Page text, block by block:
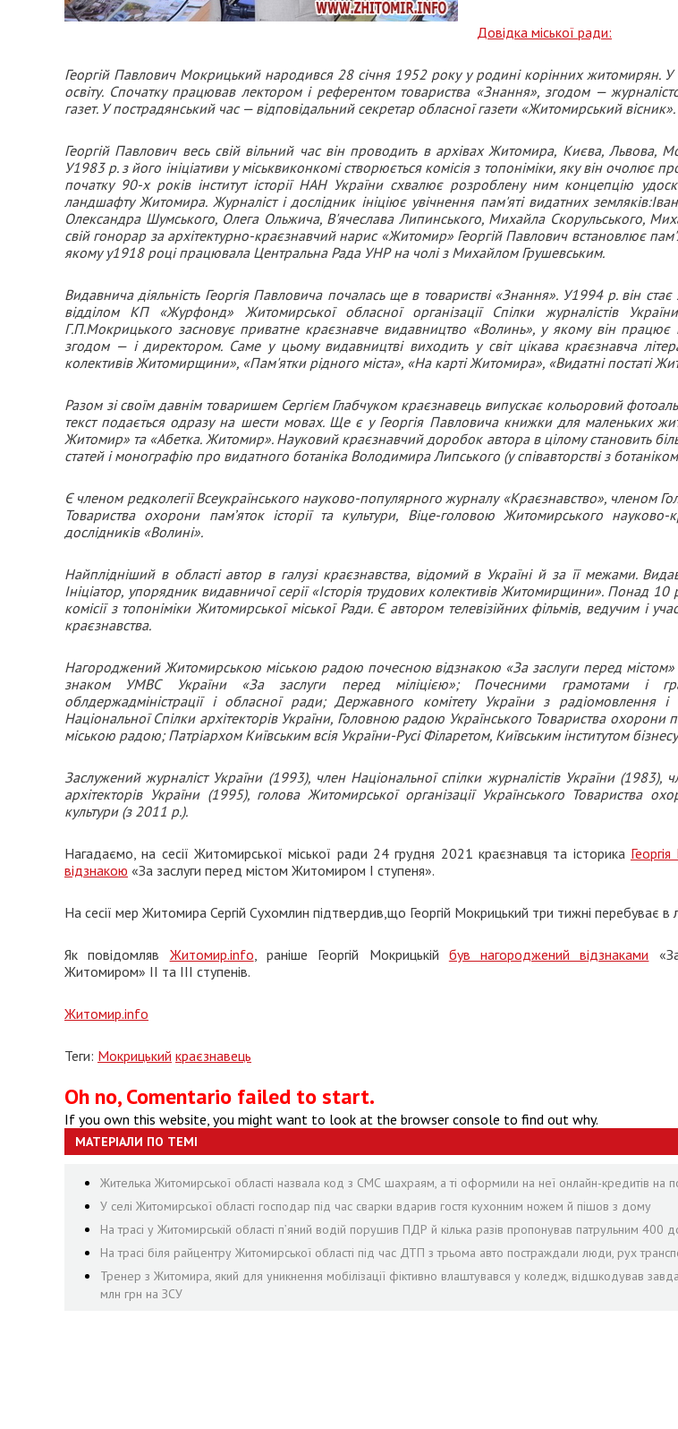
Довідка міської ради:
Георгій Павлович Мокрицький народився 28 січня 1952 року у родині корінних житомирян.
освіту. Спочатку працював лектором і референтом товариства «Знання», згодом —
газет. У пострадянський час — відповідальний секретар обласної газети «Житомирський вісник».
Георгій Павлович весь свій вільний час він проводить в архівах Житомира, Києва, Львова,
У1983 р. з його ініціативи у міськвиконкомі створюється комісія з топоніміки, яку він очолює
початку 90-х років інститут історії НАН України схвалює розроблену ним концепцію
ландшафту Житомира. Журналіст і дослідник ініціює увічнення пам'яті видатних
Олександра Шумського, Олега Ольжича, В'ячеслава Липинського, Михайла Скорульського,
свій гонорар за архітектурно-краєзнавчий нарис «Житомир» Георгій Павлович встановлює
якому у1918 році працювала Центральна Рада УНР на чолі з Михайлом Грушевським.
Видавнича діяльність Георгія Павловича почалась ще в товаристві «Знання». У1994 р. він
відділом КП «Журфонд» Житомирської обласної організації Спілки журналістів
Г.П.Мокрицького засновує приватне краєзнавче видавництво «Волинь», у якому він
згодом — і директором. Саме у цьому видавництві виходить у світ цікава краєзнавча
колективів Житомирщини», «Пам'ятки рідного міста», «На карті Житомира», «Видатні постаті
Разом зі своїм давнім товаришем Сергієм Глабчуком краєзнавець випускає кольоровий
текст подається одразу на шести мовах. Ще є у Георгія Павловича книжки для маленьких
Житомир» та «Абетка. Житомир». Науковий краєзнавчий доробок автора в цілому становить
статей і монографію про видатного ботаніка Володимира Липського (у співавторстві з
Є членом редколегії Всеукраїнського науково-популярного журналу «Краєзнавство», членом
Товариства охорони пам’яток історії та культури, Віце-головою Житомирського науково-
дослідників «Волині».
Найплідніший в області автор в галузі краєзнавства, відомий в Україні й за її межами.
Ініціатор, упорядник видавничої серії «Історія трудових колективів Житомирщини». Понад 10
комісії з топоніміки Житомирської міської Ради. Є автором телевізійних фільмів, ведучим і
краєзнавства.
Нагороджений Житомирською міською радою почесною відзнакою «За заслуги перед містом»
знаком УМВС України «За заслуги перед міліцією»; Почесними грамотами і
облдержадміністрації і обласної ради; Державного комітету України з радіомовлення і
Національної Спілки архітекторів України, Головною радою Українського Товариства охорони
міською радою; Патріархом Київським всія України-Русі Філаретом, Київським інститутом
Заслужений журналіст України (1993), член Національної спілки журналістів України (1983),
архітекторів України (1995), голова Житомирської організації Українського Товариства
культури (з 2011 р.).
Нагадаємо, на сесії Житомирської міської ради 24 грудня 2021 краєзнавця та історика
відзнакою «За заслуги перед містом Житомиром І ступеня».
На сесії мер Житомира Сергій Сухомлин підтвердив,що Георгій Мокрицький три тижні перебуває в
Як повідомляв Житомир.info, раніше Георгій Мокрицькій був нагороджений відзнаками
Житомиром» ІІ та ІІІ ступенів.
Житомир.info
Теги: Мокрицький краєзнавець
Oh no, Comentario failed to start.
If you own this website, you might want to look at the browser console to find out why.
МАТЕРІАЛИ ПО ТЕМІ
Жителька Житомирської області назвала код з СМС шахраям, а ті оформили на неї онлайн-кредитів на
У селі Житомирської області господар під час сварки вдарив гостя кухонним ножем й пішов з дому
На трасі у Житомирській області п’яний водій порушив ПДР й кілька разів пропонував патрульним 400
На трасі біля райцентру Житомирської області під час ДТП з трьома авто постраждали люди, рух
Тренер з Житомира, який для уникнення мобілізації фіктивно влаштувався у коледж, відшкодував
млн грн на ЗСУ